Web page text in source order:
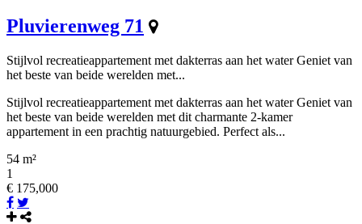
Pluvierenweg 71
Stijlvol recreatieappartement met dakterras aan het water Geniet van
het beste van beide werelden met...
Stijlvol recreatieappartement met dakterras aan het water Geniet van
het beste van beide werelden met dit charmante 2-kamer
appartement in een prachtig natuurgebied. Perfect als...
54 m²
1
€ 175,000